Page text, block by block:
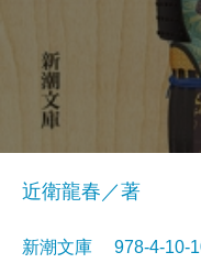
近衛龍春／著
新潮文庫 978-4-